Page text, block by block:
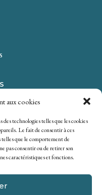
aux cookies
technologies telles que les cookies
Le fait de consentir à ces
que le comportement de
pas consentir ou de retirer son
caractéristiques et fonctions.